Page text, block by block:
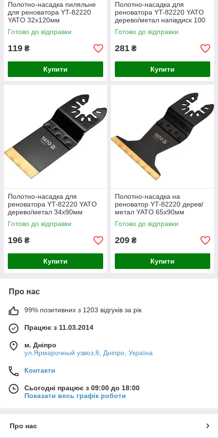
Полотно-насадка пиляльне
для реноватора YT-82220
YATO 32х120мм
Готово до відправки
119 ₴
Купити
Полотно-насадка для
реноватора YT-82220 YATO
дерево/метал напівдиск 100
мм
Готово до відправки
281 ₴
Купити
Полотно-насадка для
реноватора YT-82220 YATO
дерево/метал 34х90мм
Готово до відправки
196 ₴
Купити
Полотно-насадка на
реноватор YT-82220 дерев/
метал YATO 65х90мм
Готово до відправки
209 ₴
Купити
Про нас
99% позитивних з 1203 відгуків за рік
Працює з 11.03.2014
м. Дніпро
ул.Ярмарочный узвоз,8, Дніпро, Україна
Контакти
Сьогодні працює з 09:00 до 18:00
Показати весь графік роботи
Про нас